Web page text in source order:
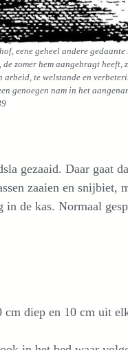
eene geheel andere
zomer hem aangebragt heeft,
arbeid, te welstande en
genoegen nam in het
gezaaid. Daar gaat
zaaien en snijbiet,
de kas. Normaal
cm diep en 10 cm uit